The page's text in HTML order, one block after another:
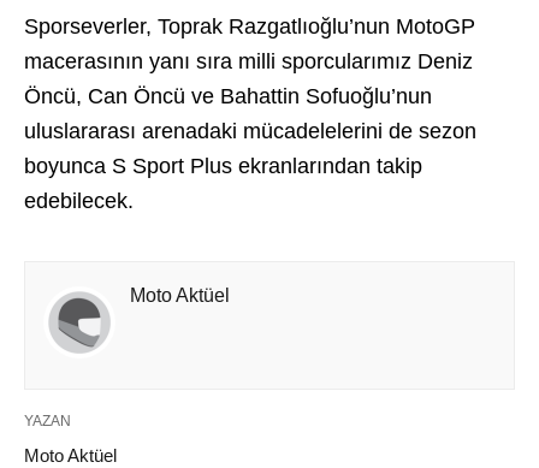
Sporseverler, Toprak Razgatlıoğlu’nun MotoGP
macerasının yanı sıra milli sporcularımız Deniz
Öncü, Can Öncü ve Bahattin Sofuoğlu’nun
uluslararası arenadaki mücadelelerini de sezon
boyunca S Sport Plus ekranlarından takip
edebilecek.
Moto Aktüel
YAZAN
Moto Aktüel